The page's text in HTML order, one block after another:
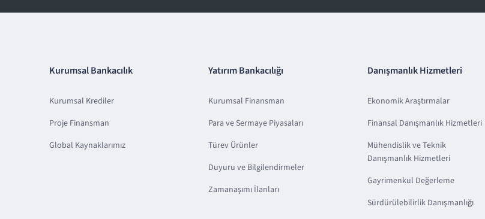
Kurumsal Bankacılık
Kurumsal Krediler
Proje Finansman
Global Kaynaklarımız
Yatırım Bankacılığı
Kurumsal Finansman
Para ve Sermaye Piyasaları
Türev Ürünler
Duyuru ve Bilgilendirmeler
Zamanaşımı İlanları
Danışmanlık Hizmetleri
Ekonomik Araştırmalar
Finansal Danışmanlık Hizmetleri
Mühendislik ve Teknik
Danışmanlık Hizmetleri
Gayrimenkul Değerleme
Sürdürülebilirlik Danışmanlığı